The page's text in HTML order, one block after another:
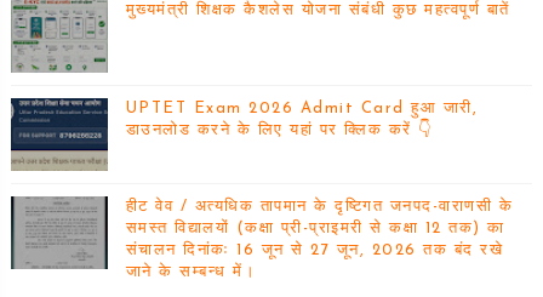
मुख्यमंत्री शिक्षक कैशलेस योजना संबंधी कुछ महत्वपूर्ण बातें
UPTET Exam 2026 Admit Card हुआ जारी,
डाउनलोड करने के लिए यहां पर क्लिक करें 👇
हीट वेव / अत्यधिक तापमान के दृष्टिगत जनपद-वाराणसी के
समस्त विद्यालयों (कक्षा प्री-प्राइमरी से कक्षा 12 तक) का
संचालन दिनांकः 16 जून से 27 जून, 2026 तक बंद रखे
जाने के सम्बन्ध में।